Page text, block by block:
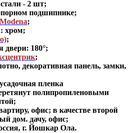
- 2 шт;
подшипнике;
Modena;
хром;
;
двери: 180°;
;
декоративная панель, замки,
пленка
полипропиленовыми
офис; в качестве второй
дом. дачу, офис;
г. Йошкар Ола.